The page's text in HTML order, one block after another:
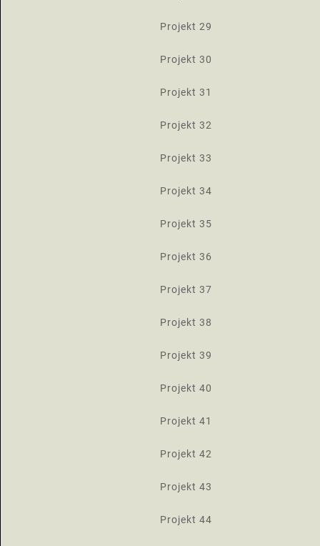
Projekt 29
Projekt 30
Projekt 31
Projekt 32
Projekt 33
Projekt 34
Projekt 35
Projekt 36
Projekt 37
Projekt 38
Projekt 39
Projekt 40
Projekt 41
Projekt 42
Projekt 43
Projekt 44